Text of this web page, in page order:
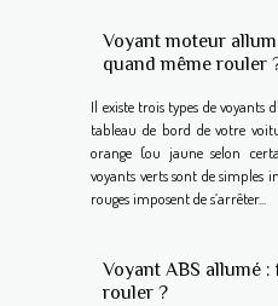
Voyant moteur
quand même rouler
Il existe trois types de voyants
tableau de bord de votre
orange (ou jaune selon
voyants verts sont de simples
rouges imposent de s’arrêter...
Voyant ABS allumé
rouler ?